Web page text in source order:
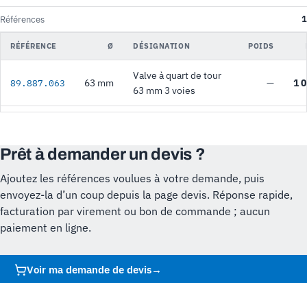
Références 1
RÉFÉRENCE Ø DÉSIGNATION POIDS
89.887.063 63 mm
Valve à quart de tour
63 mm 3 voies
— 1
Prêt à demander un devis ?
Ajoutez les références voulues à votre demande, puis
envoyez-la d’un coup depuis la page devis. Réponse rapide,
facturation par virement ou bon de commande ; aucun
paiement en ligne.
Voir ma demande de devis→